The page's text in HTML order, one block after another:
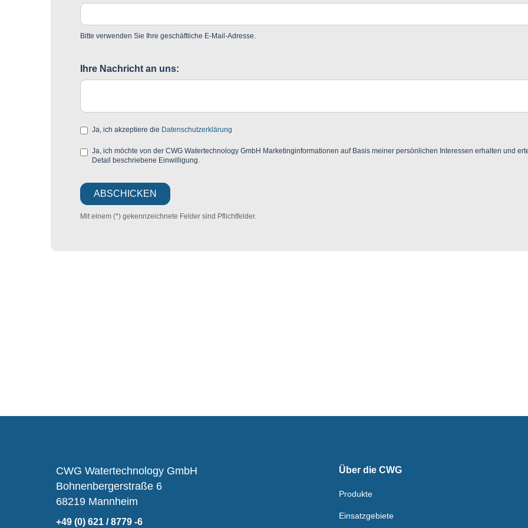
Bitte verwenden Sie Ihre geschäftliche E-Mail-Adresse.
Ihre Nachricht an uns:
Ja, ich akzeptiere die Datenschutzerklärung
Ja, ich möchte von der CWG Watertechnology GmbH Marketinginformationen auf Basis meiner persönlichen Interessen erhalten und
Detail beschriebene Einwilligung.
Mit einem (*) gekennzeichnete Felder sind Pflichtfelder.
CWG Watertechnology GmbH
Bohnenbergerstraße 6
68219 Mannheim
+49 (0) 621 / 8779 -6
Über die CWG
Produkte
Einsatzgebiete